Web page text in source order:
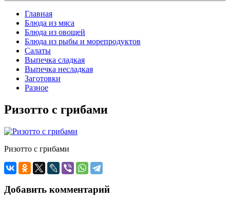
Главная
Блюда из мяса
Блюда из овощей
Блюда из рыбы и морепродуктов
Салаты
Выпечка сладкая
Выпечка несладкая
Заготовки
Разное
Ризотто с грибами
Ризотто с грибами
Добавить комментарий